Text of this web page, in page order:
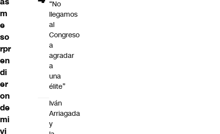
m
e
so
rpr
en
di
er
on
de
mi
vi
“No
llegamos
al
Congreso
a
agradar
a
una
élite”
Iván
Arriagada
y